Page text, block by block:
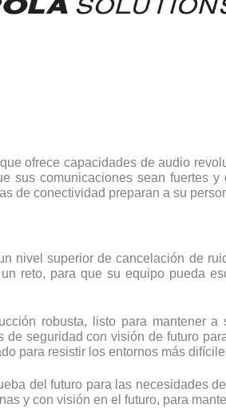
ofrece capacidades de audio
sus comunicaciones sean fuertes
de conectividad preparan a su
nivel superior de cancelación de
reto, para que su equipo pueda
robusta, listo para mantener
de seguridad con visión de futuro
para resistir los entornos más
del futuro para las necesidades
y con visión en el futuro, para